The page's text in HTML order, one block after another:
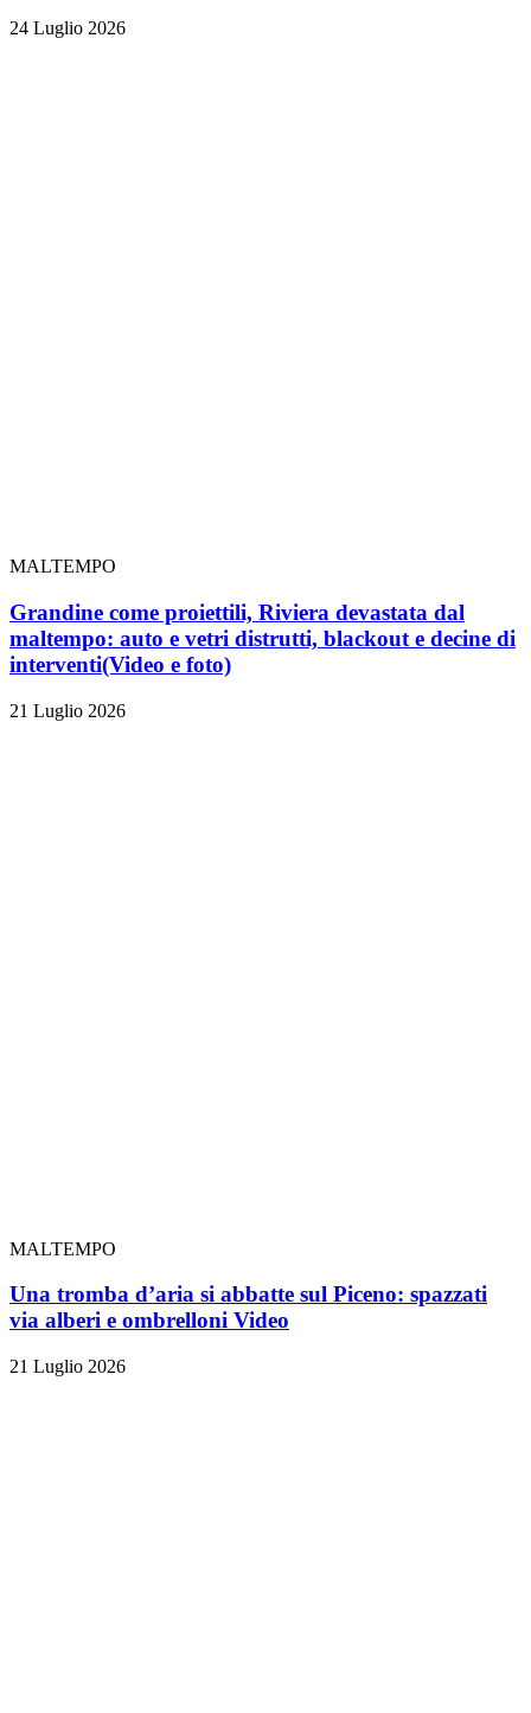
24 Luglio 2026
MALTEMPO
Grandine come proiettili, Riviera devastata dal
maltempo: auto e vetri distrutti, blackout e decine di
interventi(Video e foto)
21 Luglio 2026
MALTEMPO
Una tromba d’aria si abbatte sul Piceno: spazzati
via alberi e ombrelloni Video
21 Luglio 2026